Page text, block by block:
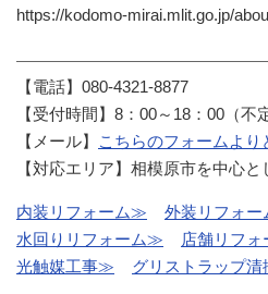
https://kodomo-mirai.mlit.go.jp/
【電話】080-4321-8877
【受付時間】8：00～18：00（不
【メール】
こちらのフォームよ
【対応エリア】相模原市を中心
内装リフォーム≫
外装リフォ
水回りリフォーム≫
店舗リフ
光触媒工事≫
グリストラップ